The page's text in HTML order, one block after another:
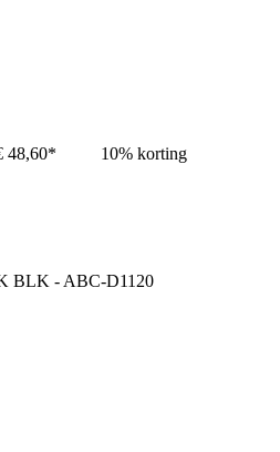
48,60* 10% korting
BLK - ABC-D1120